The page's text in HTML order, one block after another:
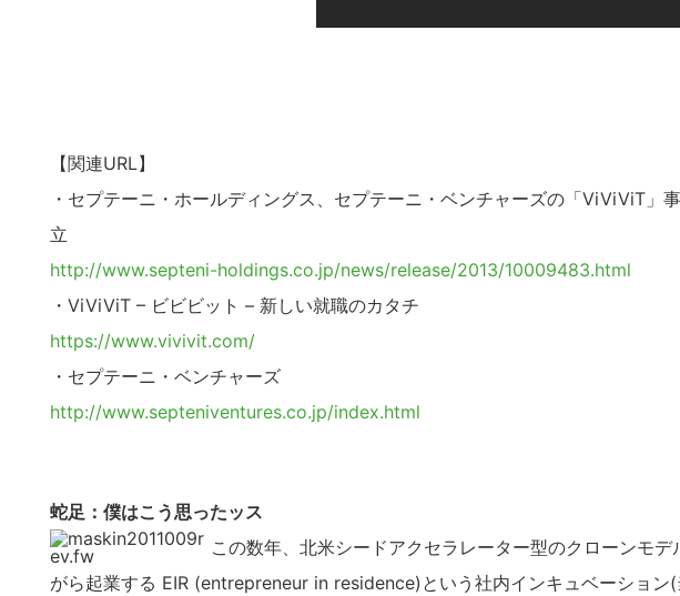
【関連URL】
・セプテーニ・ホールディングス、セプテーニ・ベンチャーズの「ViViViT」
立
http://www.septeni-holdings.co.jp/news/release/2013/10009483.html
・ViViViT – ビビビット – 新しい就職のカタチ
https://www.vivivit.com/
・セプテーニ・ベンチャーズ
http://www.septeniventures.co.jp/index.html
蛇足：僕はこう思ったッス
この数年、北米シードアクセラレーター型のクローンモ
がら起業する EIR (entrepreneur in residence)という社内インキュベーション